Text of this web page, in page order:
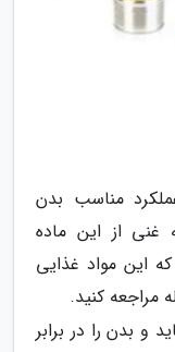
مناسب بدن
از این ماده
این مواد غذایی
مراجعه کنید.
و بدن را در برابر